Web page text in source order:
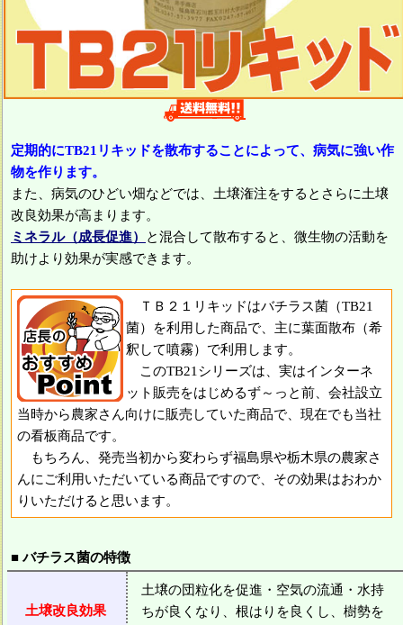
定期的にTB21リキッドを散布することによって、病気に強い作
物を作ります。
また、病気のひどい畑などでは、土壌潅注をするとさらに土壌
改良効果が高まります。
ミネラル（成長促進）
と混合して散布すると、微生物の活動を
助けより効果が実感できます。
ＴＢ２１リキッドはバチラス菌（TB21
菌）を利用した商品で、主に葉面散布（希
釈して噴霧）で利用します。
このTB21シリーズは、実はインターネ
ット販売をはじめるず～っと前、会社設立
当時から農家さん向けに販売していた商品で、現在でも当社
の看板商品です。
もちろん、発売当初から変わらず福島県や栃木県の農家さ
んにご利用いただいている商品ですので、その効果はおわか
りいただけると思います。
■ バチラス菌の特徴
土壌改良効果
土壌の団粒化を促進・空気の流通・水持
ちが良くなり、根はりを良くし、樹勢を